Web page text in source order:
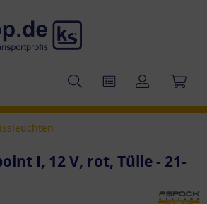
I, 12 V, rot, Tülle - 21-